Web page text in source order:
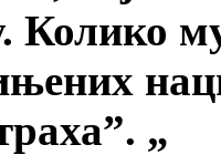
Колико
„